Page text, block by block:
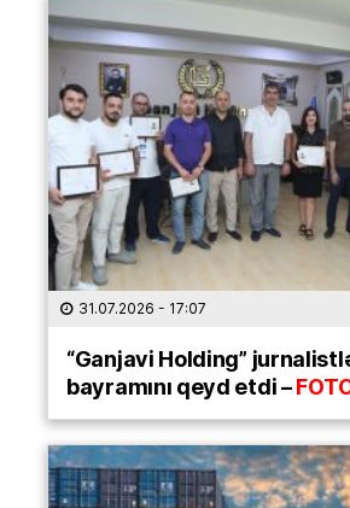
31.07.2026 - 17:07
“Ganjavi Holding”
bayramını qeyd etdi –